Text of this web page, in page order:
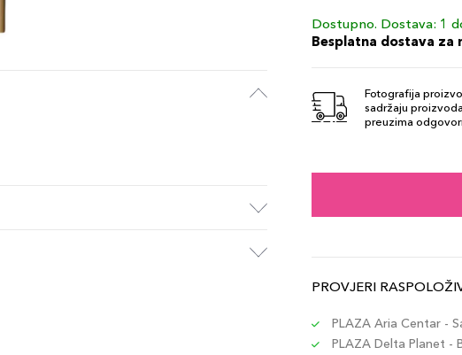
Dostupno. Dostava: 1
Besplatna dostava za
Fotografija
sadržaju
preuzima
PROVJERI
PLAZA Aria Centar -
PLAZA Delta Planet -